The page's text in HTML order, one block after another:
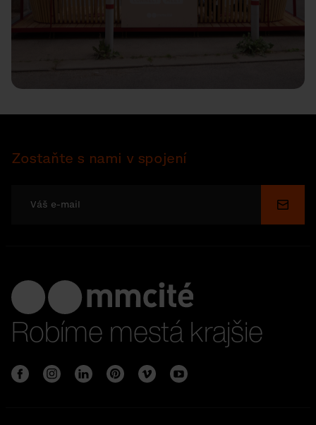
Zostaňte s nami v spojení
Robíme mestá krajšie